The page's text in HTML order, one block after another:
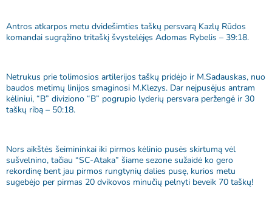
Antros atkarpos metu dvidešimties taškų persvarą Kazlų Rūdos
komandai sugrąžino tritaškį švystelėjęs Adomas Rybelis – 39:18.
Netrukus prie tolimosios artilerijos taškų pridėjo ir M.Sadauskas, nuo
baudos metimų linijos smaginosi M.Klezys. Dar neįpusėjus antram
kėliniui, “B” diviziono “B” pogrupio lyderių persvara peržengė ir 30
taškų ribą – 50:18.
Nors aikštės šeimininkai iki pirmos kėlinio pusės skirtumą vėl
sušvelnino, tačiau “SC-Ataka” šiame sezone sužaidė ko gero
rekordinę bent jau pirmos rungtynių dalies pusę, kurios metu
sugebėjo per pirmas 20 dvikovos minučių pelnyti beveik 70 taškų!